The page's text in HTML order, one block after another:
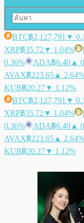
BTC฿2,127,791 ▼
XRP฿35.72 ▼ 1.04%
0.36%
ADA฿6.40 ▲
AVAX฿223.65 ▲ 2.64%
KUB฿20.27▼ 1.12%
BTC฿2,127,791 ▼
XRP฿35.72 ▼ 1.04%
0.36%
ADA฿6.40 ▲
AVAX฿223.65 ▲ 2.64%
KUB฿20.27▼ 1.12%